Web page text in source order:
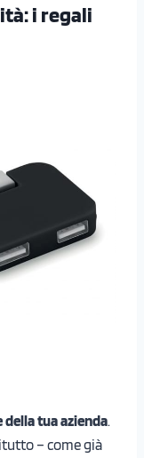
i regali
tua azienda.
– come già